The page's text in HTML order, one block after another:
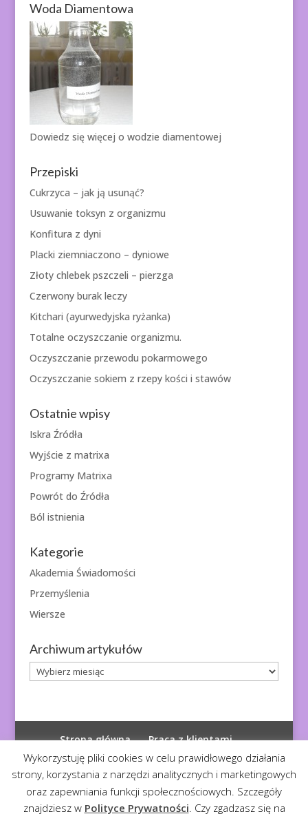
Woda Diamentowa
Dowiedz się więcej o wodzie diamentowej
Przepiski
Cukrzyca – jak ją usunąć?
Usuwanie toksyn z organizmu
Konfitura z dyni
Placki ziemniaczono – dyniowe
Złoty chlebek pszczeli – pierzga
Czerwony burak leczy
Kitchari (ayurwedyjska ryżanka)
Totalne oczyszczanie organizmu.
Oczyszczanie przewodu pokarmowego
Oczyszczanie sokiem z rzepy kości i stawów
Ostatnie wpisy
Iskra Źródła
Wyjście z matrixa
Programy Matrixa
Powrót do Źródła
Ból istnienia
Kategorie
Akademia Świadomości
Przemyślenia
Wiersze
Archiwum artykułów
Archiwum
artykułów
Strona główna
Praca z klientami
Polityka prywatności
Wykorzystuję pliki cookies w celu prawidłowego działania
strony, korzystania z narzędzi analitycznych i marketingowych
oraz zapewniania funkcji społecznościowych. Szczegóły
znajdziesz w Polityce Prywatności. Czy zgadzasz się na